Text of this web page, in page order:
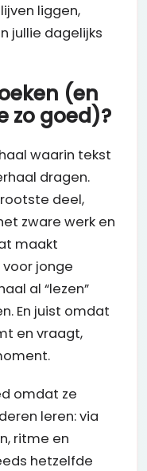
liggen,
jullie dagelijks
(en
zo goed)?
waarin tekst
dragen.
deel,
zware werk en
maakt
jonge
al “lezen”
En juist omdat
en vraagt,
omdat ze
leren: via
ritme en
hetzelfde